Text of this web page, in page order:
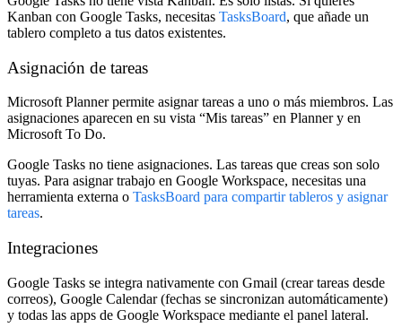
Kanban con Google Tasks, necesitas TasksBoard, que añade un
tablero completo a tus datos existentes.
Asignación de tareas
Microsoft Planner permite asignar tareas a uno o más miembros. Las
asignaciones aparecen en su vista “Mis tareas” en Planner y en
Microsoft To Do.
Google Tasks no tiene asignaciones. Las tareas que creas son solo
tuyas. Para asignar trabajo en Google Workspace, necesitas una
herramienta externa o TasksBoard para compartir tableros y asignar
tareas.
Integraciones
Google Tasks se integra nativamente con Gmail (crear tareas desde
correos), Google Calendar (fechas se sincronizan automáticamente)
y todas las apps de Google Workspace mediante el panel lateral.